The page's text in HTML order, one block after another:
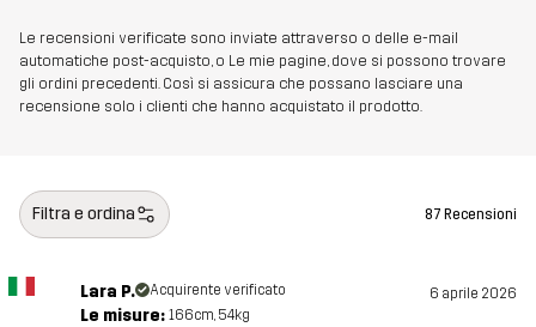
Le recensioni verificate sono inviate attraverso o delle e-mail
automatiche post-acquisto, o Le mie pagine, dove si possono trovare
gli ordini precedenti. Così si assicura che possano lasciare una
recensione solo i clienti che hanno acquistato il prodotto.
Filtra e ordina 87 Recensioni
Lara P. Acquirente verificato 6 aprile 2026
Le misure: 166cm, 54kg